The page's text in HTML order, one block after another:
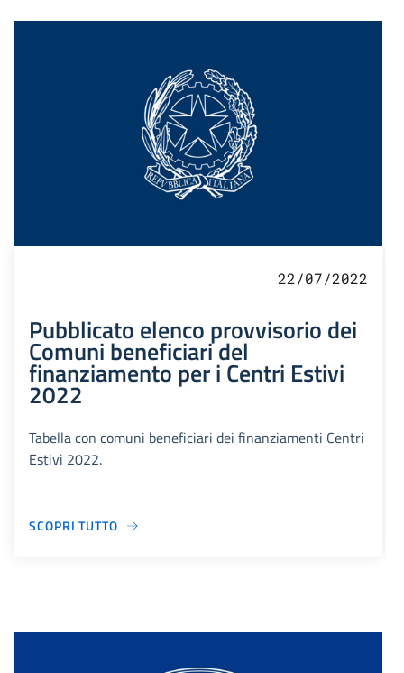
22/07/2022
Pubblicato elenco provvisorio dei
Comuni beneficiari del
finanziamento per i Centri Estivi
2022
Tabella con comuni beneficiari dei finanziamenti Centri
Estivi 2022.
SCOPRI TUTTO